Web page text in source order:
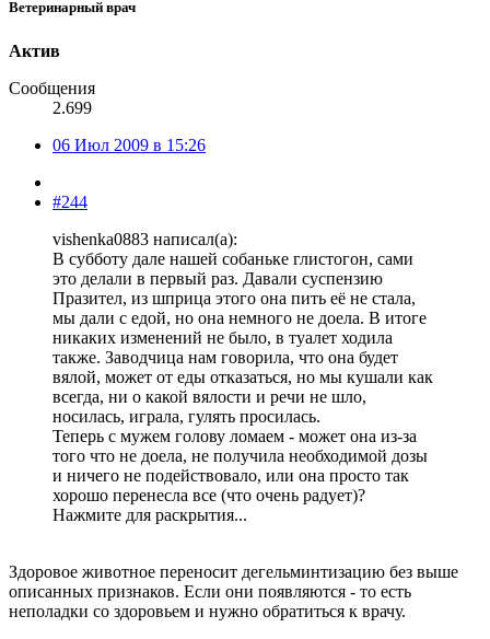
Ветеринарный врач
Актив
Сообщения
2.699
06 Июл 2009 в 15:26
#244
vishenka0883 написал(а):
В субботу дале нашей собаньке глистогон, сами
это делали в первый раз. Давали суспензию
Празител, из шприца этого она пить её не стала,
мы дали с едой, но она немного не доела. В итоге
никаких изменений не было, в туалет ходила
также. Заводчица нам говорила, что она будет
вялой, может от еды отказаться, но мы кушали как
всегда, ни о какой вялости и речи не шло,
носилась, играла, гулять просилась.
Теперь с мужем голову ломаем - может она из-за
того что не доела, не получила необходимой дозы
и ничего не подействовало, или она просто так
хорошо перенесла все (что очень радует)?
Нажмите для раскрытия...
Здоровое животное переносит дегельминтизацию без выше
описанных признаков. Если они появляются - то есть
неполадки со здоровьем и нужно обратиться к врачу.